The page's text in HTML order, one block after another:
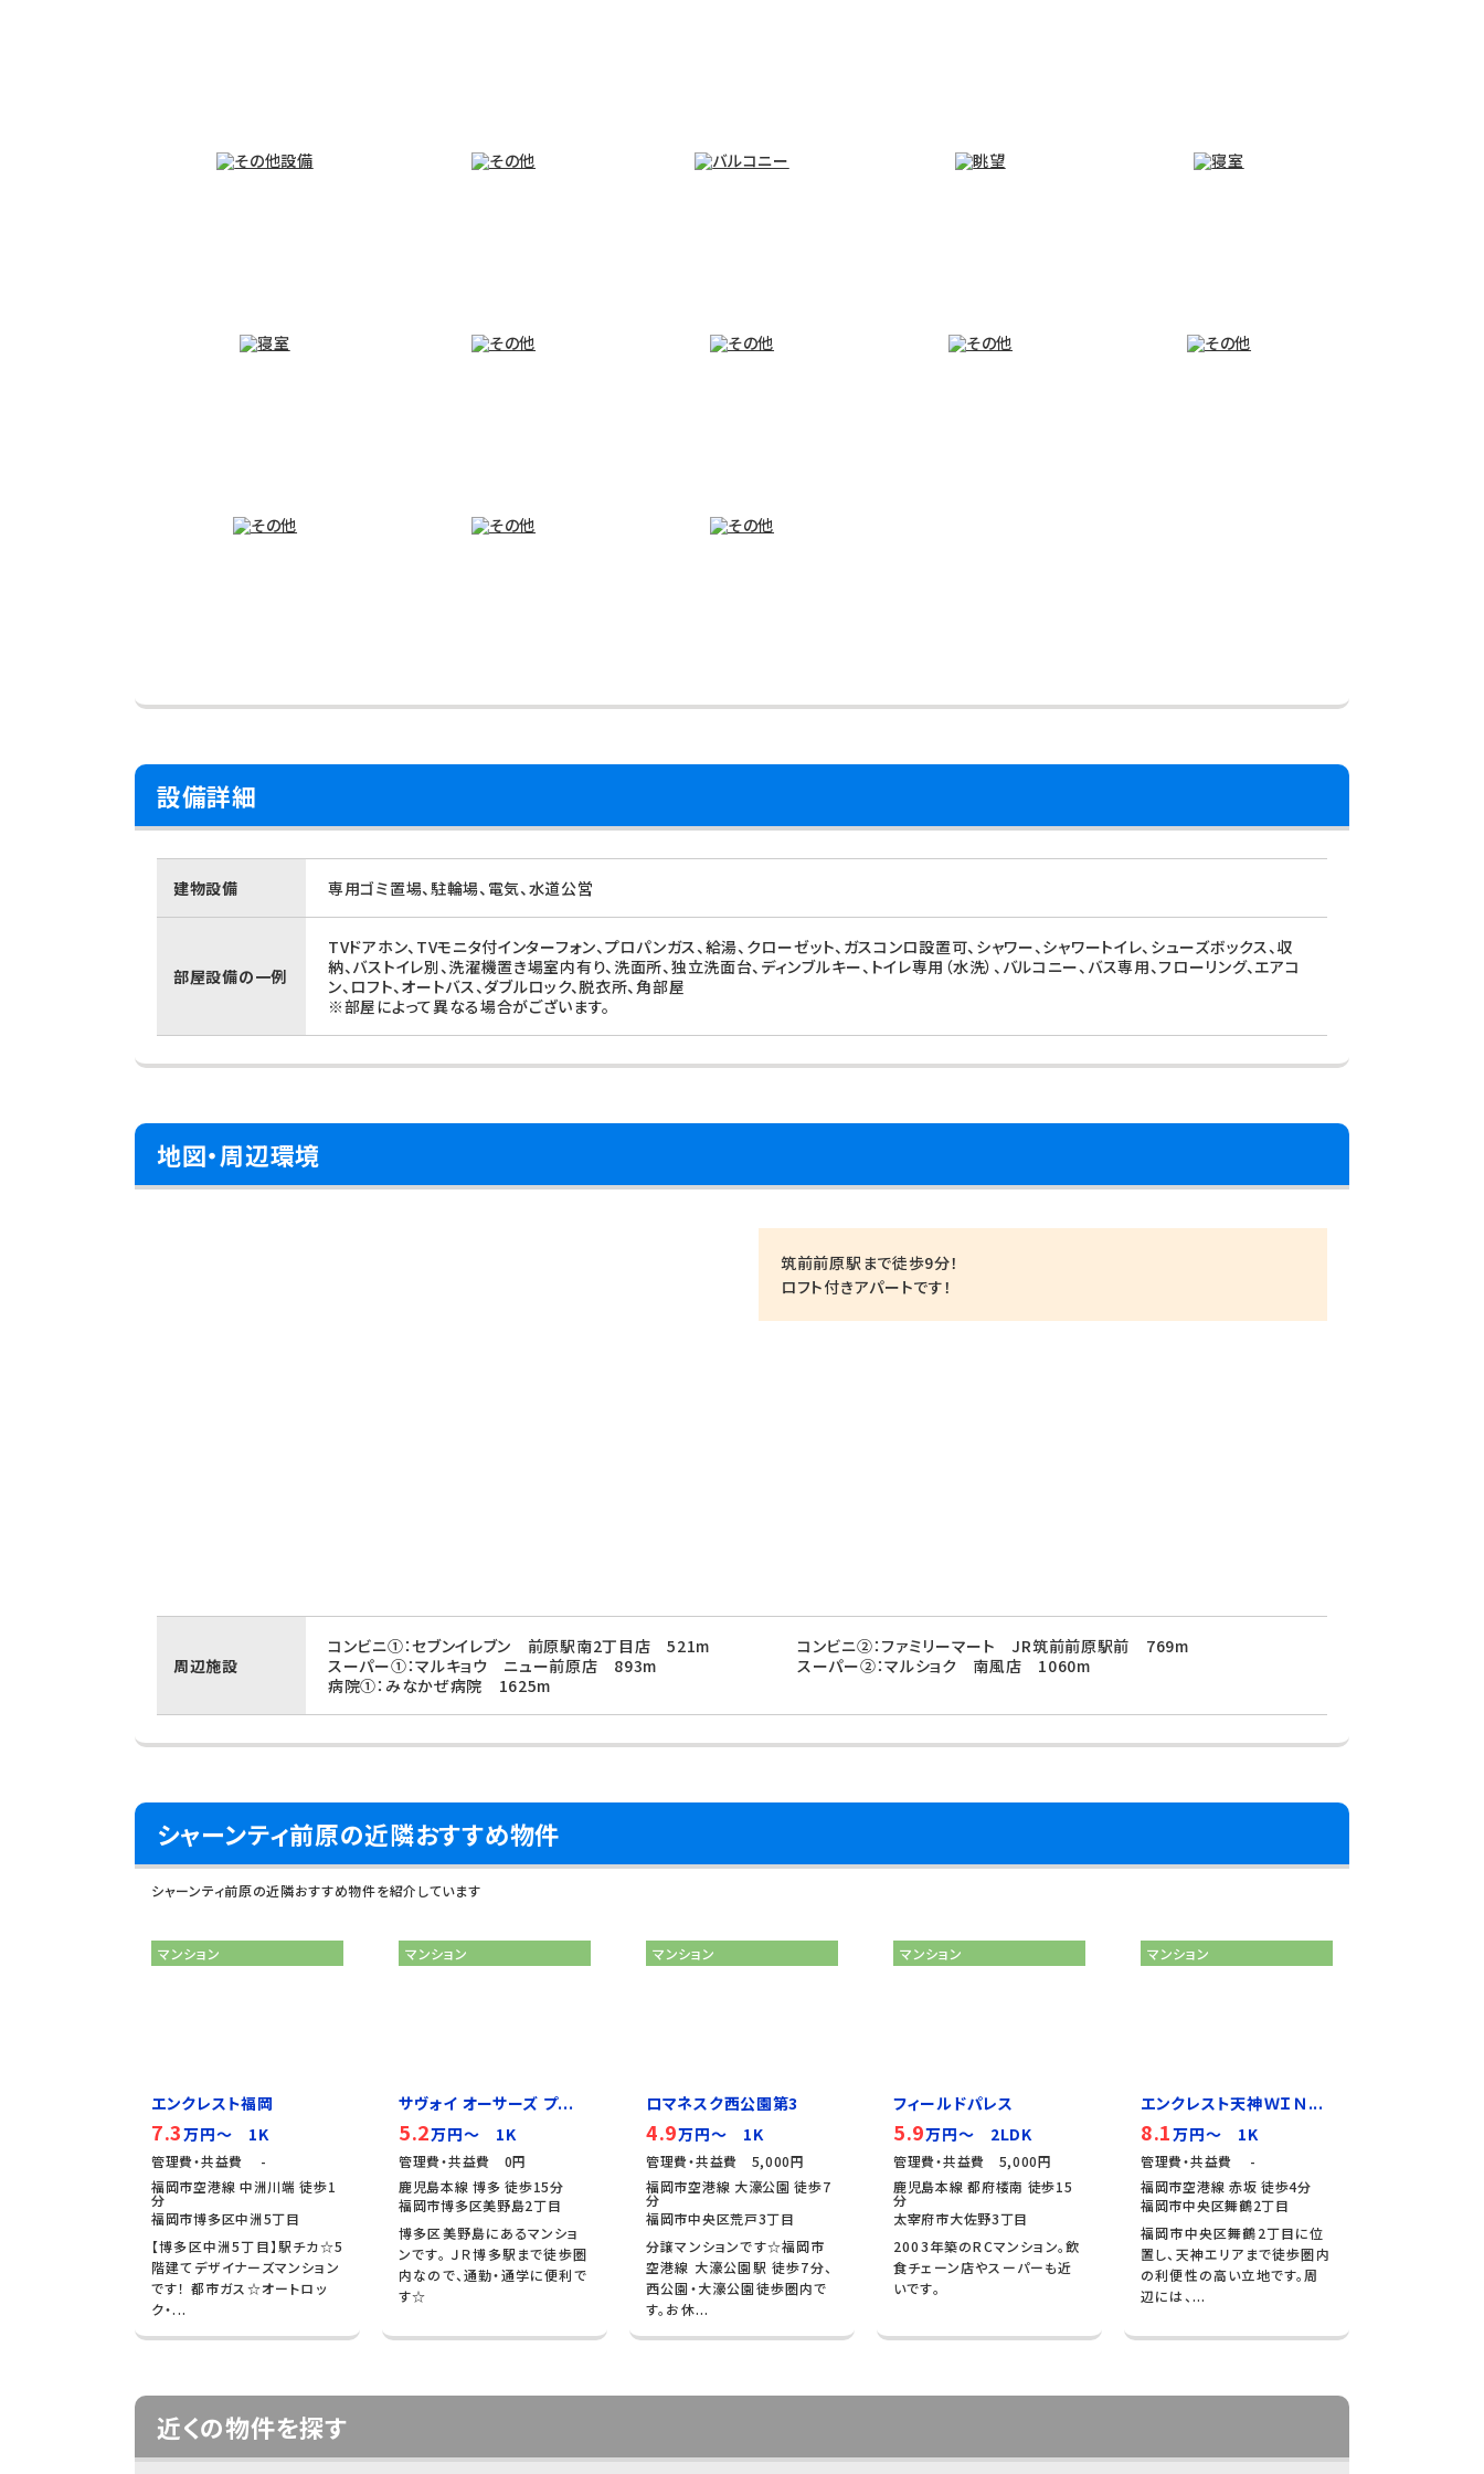
設備詳細
建物設備 専用ゴミ置場、駐輪場、電気、水道公営
部屋設備の一例
TVドアホン、TVモニタ付インターフォン、プロパンガス、給湯、クローゼット、ガスコンロ設置可、シャワー、シャワートイレ、シューズボックス、収
納、バストイレ別、洗濯機置き場室内有り、洗面所、独立洗面台、ディンブルキー、トイレ専用（水洗）、バルコニー、バス専用、フローリング、エアコ
ン、ロフト、オートバス、ダブルロック、脱衣所、角部屋
※部屋によって異なる場合がございます。
地図・周辺環境
筑前前原駅まで徒歩9分！
ロフト付きアパートです！
周辺施設
コンビニ①：セブンイレブン 前原駅南2丁目店 521m
コンビニ②：ファミリーマート JR筑前前原駅前 769m
スーパー①：マルキョウ ニュー前原店 893m
スーパー②：マルショク 南風店 1060m
病院①：みなかぜ病院 1625m
シャーンティ前原の近隣おすすめ物件
シャーンティ前原の近隣おすすめ物件を紹介しています
マンション
エンクレスト福岡
7.3万円～ 1K
管理費・共益費 -
福岡市空港線 中洲川端 徒歩1
分
福岡市博多区中洲5丁目
【博多区中洲5丁目】駅チカ☆5
階建てデザイナーズマンション
です！ 都市ガス☆オートロッ
ク・...
マンション
サヴォイ オーサーズ プ...
5.2万円～ 1K
管理費・共益費 0円
鹿児島本線 博多 徒歩15分
福岡市博多区美野島2丁目
博多区美野島にあるマンショ
ンです。 ＪＲ博多駅まで徒歩圏
内なので、通勤・通学に便利で
す☆
マンション
ロマネスク西公園第3
4.9万円～ 1K
管理費・共益費 5,000円
福岡市空港線 大濠公園 徒歩7
分
福岡市中央区荒戸3丁目
分譲マンションです☆福岡市
空港線 大濠公園駅 徒歩7分、
西公園・大濠公園徒歩圏内で
す。お休...
マンション
フィールドパレス
5.9万円～ 2LDK
管理費・共益費 5,000円
鹿児島本線 都府楼南 徒歩15
分
太宰府市大佐野3丁目
2003年築のRCマンション。飲
食チェーン店やスーパーも近
いです。
マンション
エンクレスト天神ＷＩＮ...
8.1万円～ 1K
管理費・共益費 -
福岡市空港線 赤坂 徒歩4分
福岡市中央区舞鶴2丁目
福岡市中央区舞鶴2丁目に位
置し、天神エリアまで徒歩圏内
の利便性の高い立地です。周
辺には、...
近くの物件を探す